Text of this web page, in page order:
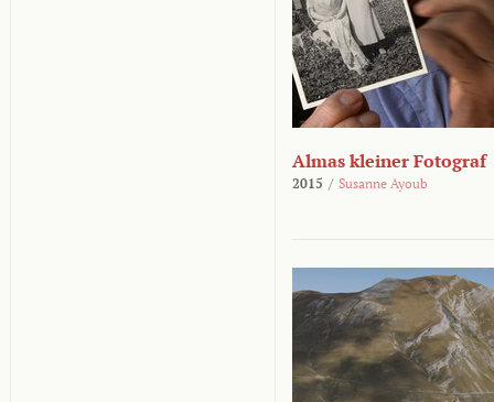
Almas kleiner Fotograf
2015 / Susanne Ayoub